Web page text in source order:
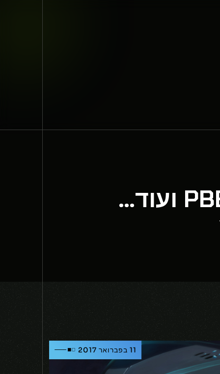
11 בפברואר 2017